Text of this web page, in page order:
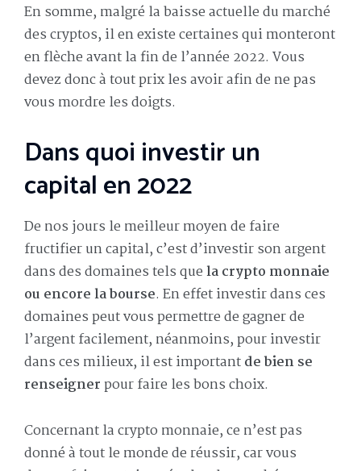
En somme, malgré la baisse actuelle du marché
des cryptos, il en existe certaines qui monteront
en flèche avant la fin de l’année 2022. Vous
devez donc à tout prix les avoir afin de ne pas
vous mordre les doigts.
Dans quoi investir un
capital en 2022
De nos jours le meilleur moyen de faire
fructifier un capital, c’est d’investir son argent
dans des domaines tels quela crypto monnaie
ou encore la bourse. En effet investir dans ces
domaines peut vous permettre de gagner de
l’argent facilement, néanmoins, pour investir
dans ces milieux, il est importantde bien se
renseignerpour faire les bons choix.
Concernant la crypto monnaie, ce n’est pas
donné à tout le monde de réussir, car vous